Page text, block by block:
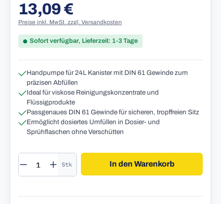
Regulärer Preis:
13,09 €
Preise inkl. MwSt. zzgl. Versandkosten
Sofort verfügbar, Lieferzeit: 1-3 Tage
Handpumpe für 24L Kanister mit DIN 61 Gewinde zum
präzisen Abfüllen
Ideal für viskose Reinigungskonzentrate und
Flüssigprodukte
Passgenaues DIN 61 Gewinde für sicheren, tropffreien Sitz
Ermöglicht dosiertes Umfüllen in Dosier- und
Sprühflaschen ohne Verschütten
Produkt Anzahl: Gib den gewünschten
Stk In den Warenkorb